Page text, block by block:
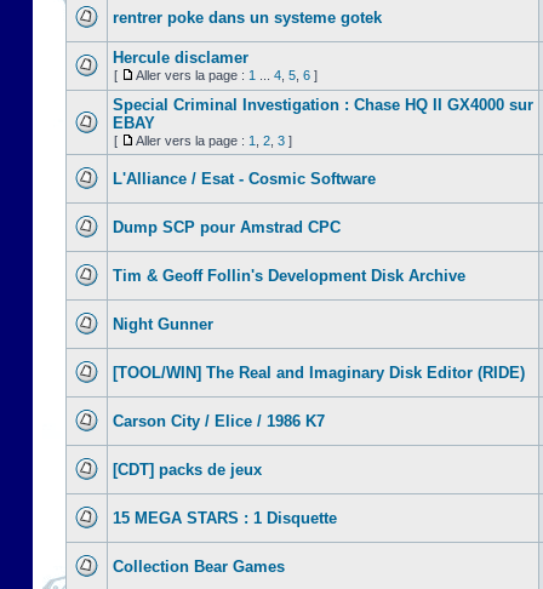
rentrer poke dans un systeme gotek
Hercule disclamer
[ Aller vers la page : 1 4 5 6 ]
Special Criminal Investigation : Chase HQ II GX4000 sur
EBAY
[ Aller vers la page : 1 2 3 ]
L'Alliance / Esat - Cosmic Software
Dump SCP pour Amstrad CPC
Tim & Geoff Follin's Development Disk Archive
Night Gunner
[TOOL/WIN] The Real and Imaginary Disk Editor (RIDE)
Carson City / Elice / 1986 K7
[CDT] packs de jeux
15 MEGA STARS : 1 Disquette
Collection Bear Games